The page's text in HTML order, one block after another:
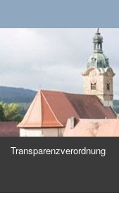
Transparenzverordnung